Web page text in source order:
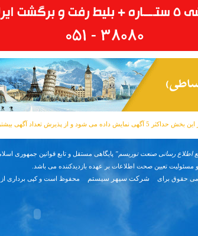
پذیرش تعداد آگهی بیشتر معذوریم.
اطلاع رسانی صنعت توریسم" پایگاهی مستقل و تابع قوانین جمهوری
مسئوليت تعیین صحت اطلاعات بر عهده بازدیدکننده می باشد.
حقوق برای
شرکت سپهر سیستم محفوظ است و کپی برداری